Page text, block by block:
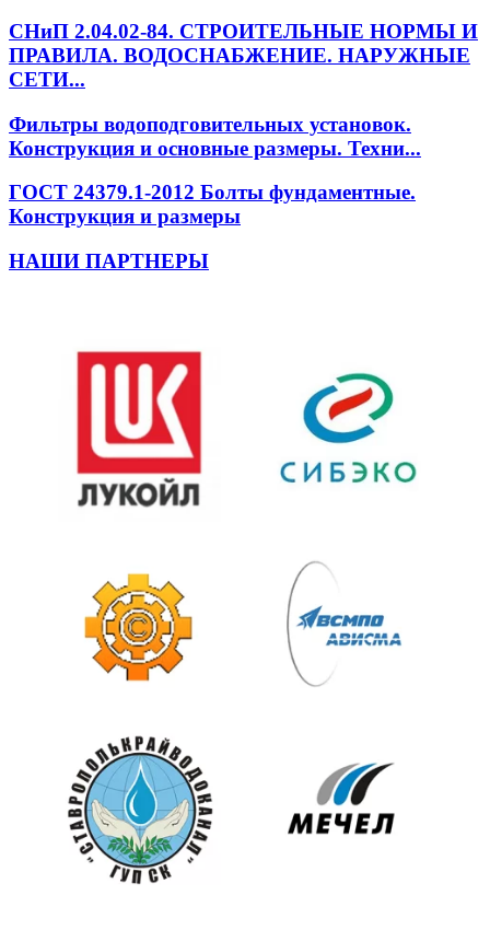
СНиП 2.04.02-84. СТРОИТЕЛЬНЫЕ НОРМЫ И
ПРАВИЛА. ВОДОСНАБЖЕНИЕ. НАРУЖНЫЕ
СЕТИ...
Фильтры водоподговительных установок.
Конструкция и основные размеры. Техни...
ГОСТ 24379.1-2012 Болты фундаментные.
Конструкция и размеры
НАШИ ПАРТНЕРЫ